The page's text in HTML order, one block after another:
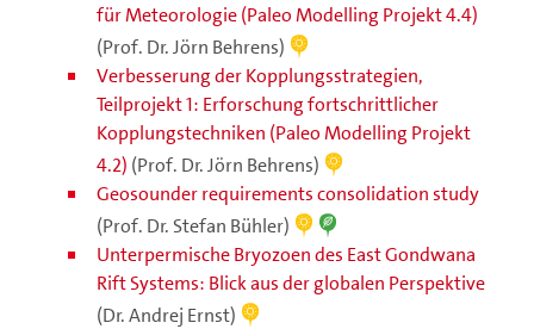
für Meteorologie (Paleo Modelling Projekt 4.4)
(Prof. Dr. Jörn Behrens)
Verbesserung der Kopplungsstrategien,
Teilprojekt 1: Erforschung fortschrittlicher
Kopplungstechniken (Paleo Modelling Projekt
4.2) (Prof. Dr. Jörn Behrens)
Geosounder requirements consolidation study
(Prof. Dr. Stefan Bühler)
Unterpermische Bryozoen des East Gondwana
Rift Systems: Blick aus der globalen Perspektive
(Dr. Andrej Ernst)